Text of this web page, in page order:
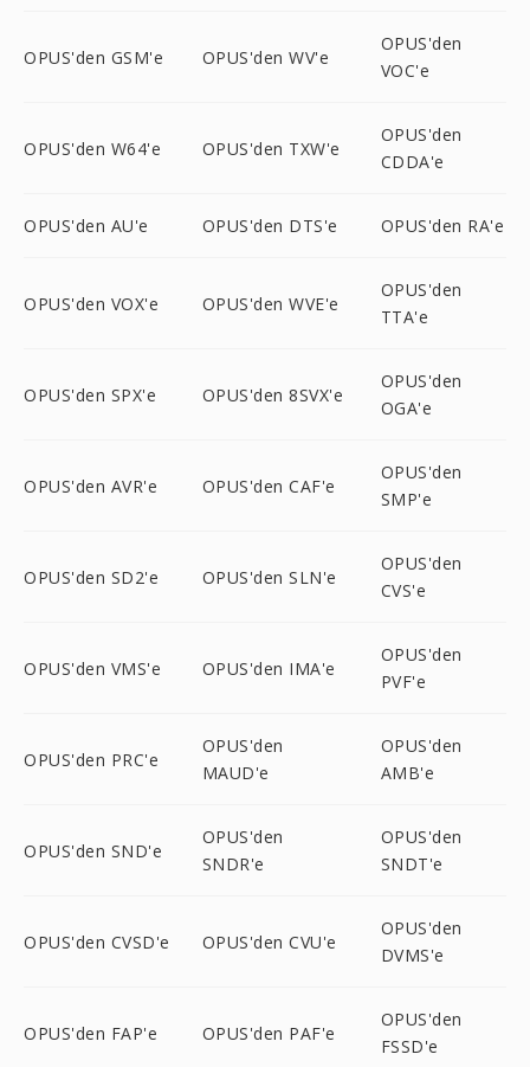
OPUS'den GSM'e OPUS'den WV'e
OPUS'den
VOC'e
OPUS'den W64'e OPUS'den TXW'e
OPUS'den
CDDA'e
OPUS'den AU'e OPUS'den DTS'e OPUS'den RA'e
OPUS'den VOX'e OPUS'den WVE'e
OPUS'den
TTA'e
OPUS'den SPX'e OPUS'den 8SVX'e
OPUS'den
OGA'e
OPUS'den AVR'e OPUS'den CAF'e
OPUS'den
SMP'e
OPUS'den SD2'e OPUS'den SLN'e
OPUS'den
CVS'e
OPUS'den VMS'e OPUS'den IMA'e
OPUS'den
PVF'e
OPUS'den PRC'e
OPUS'den
MAUD'e
OPUS'den
AMB'e
OPUS'den SND'e
OPUS'den
SNDR'e
OPUS'den
SNDT'e
OPUS'den CVSD'e OPUS'den CVU'e
OPUS'den
DVMS'e
OPUS'den FAP'e OPUS'den PAF'e
OPUS'den
FSSD'e